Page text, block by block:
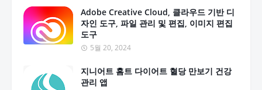
Adobe Creative Cloud, 클라우드 기반 디
자인 도구, 파일 관리 및 편집, 이미지 편집
도구
5월 20, 2024
지니어트 홈트 다이어트 혈당 만보기 건강
관리 앱